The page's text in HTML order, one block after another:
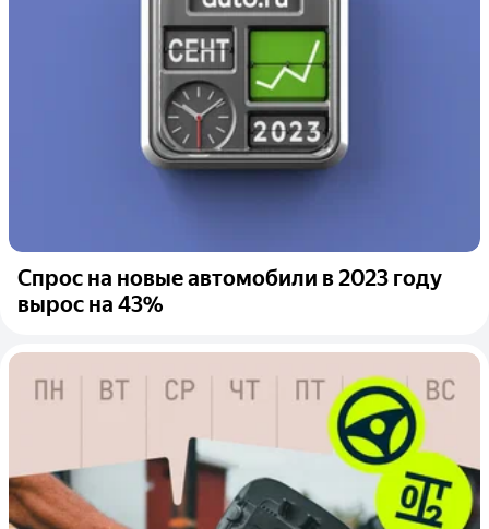
Спрос на новые автомобили в 2023 году
вырос на 43%